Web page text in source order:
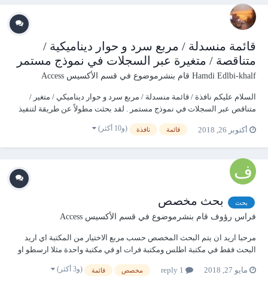
قائمة منسدلة / مربع سرد و حوار ديناميكية /
متناقصة / متغيرة عبر السجلات في نموذج مستمر
Hamdi Edlbi-khalf قام بنشرموضوع في قسم الأكسيس Access
السلام عليكم نافذة / قائمة منسدلة / مربع سرد و حوار ديناميكي / متغير /
متناقص عبر السجلات في نموذج مستمر . لقد بحثت مطولاً عن طريقة لتنفيذ
إليه من خلال تجربتي آمل أن يكون ذا نفع . الفكرة : جعل مصدر صف ال...
أكتوبر 26, 2018 قائمة نافذة (و10 أكثر)
بحث بحث مخصص
فراس رؤوف قام بنشرموضوع في قسم الأكسيس Access
مرحبا اريد ان يتم البحث المخصص حسب مربع الاختيار من المكتبة اي اريد
البحث فقط في مكتبة اطلس ومكتبة فرات او في مكتبة واحدة مثلا ارسطو او
البحث الموجودة في الفورم سابقا وكما هو موضح في المثال المرفق وشكرا
مايو 27, 2018 مخصص قائمة (و3 أكثر)